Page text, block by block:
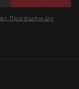
Προσωπικών